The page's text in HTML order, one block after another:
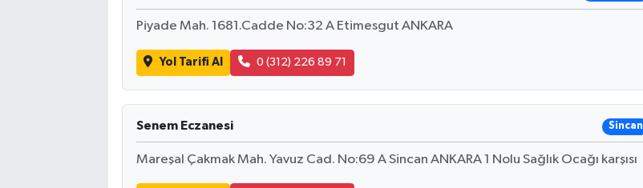
Piyade Mah. 1681.Cadde No:32 A Etimesgut ANKARA
Yol Tarifi Al 0 (312) 226 89 71
Senem Eczanesi Sincan
Mareşal Çakmak Mah. Yavuz Cad. No:69 A Sincan ANKARA 1 Nolu Sağlık Ocağı karşısı